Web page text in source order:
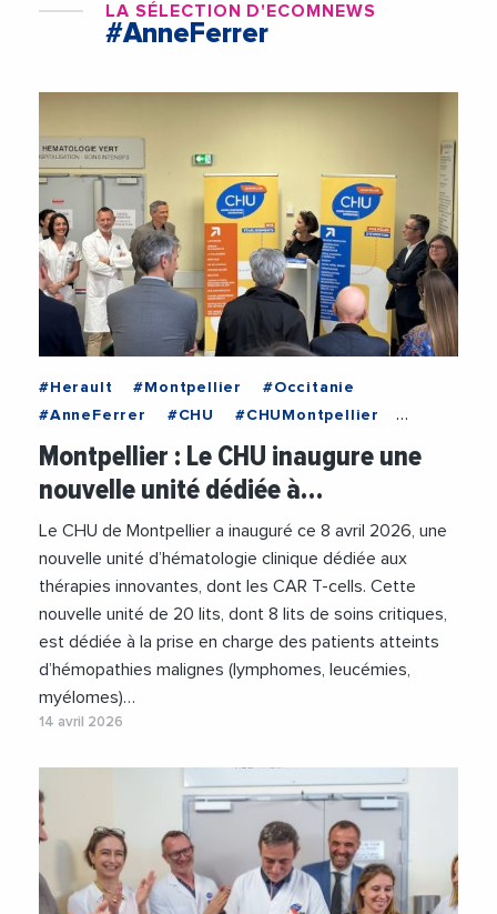
LA SÉLECTION D'ECOMNEWS
#AnneFerrer
#Herault #Montpellier
#Occitanie
#AnneFerrer
#CHU
#CHUMontpellier
#Innovation
#RechercheMedicale
Montpellier : Le CHU inaugure une
nouvelle unité dédiée à…
Le CHU de Montpellier a inauguré ce 8 avril 2026, une
nouvelle unité d’hématologie clinique dédiée aux
thérapies innovantes, dont les CAR T-cells. Cette
nouvelle unité de 20 lits, dont 8 lits de soins critiques,
est dédiée à la prise en charge des patients atteints
d’hémopathies malignes (lymphomes, leucémies,
myélomes)…
14 avril 2026